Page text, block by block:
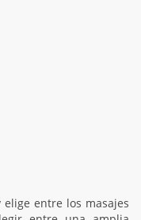
entre los masajes